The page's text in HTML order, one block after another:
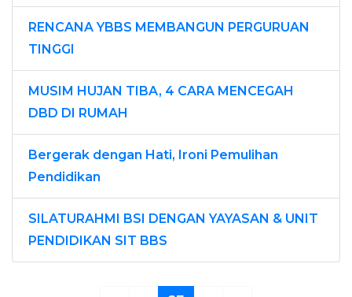
RENCANA YBBS MEMBANGUN PERGURUAN
TINGGI
MUSIM HUJAN TIBA, 4 CARA MENCEGAH
DBD DI RUMAH
Bergerak dengan Hati, Ironi Pemulihan
Pendidikan
SILATURAHMI BSI DENGAN YAYASAN & UNIT
PENDIDIKAN SIT BBS